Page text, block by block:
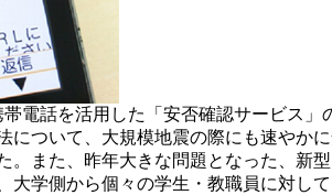
電話を活用した「安否確認サービス」
ついて、大規模地震の際にも速やか
また、昨年大きな問題となった、新
学側から個々の学生・教職員に対し